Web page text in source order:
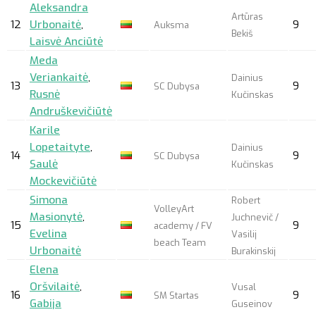
12
Aleksandra
Urbonaitė,
Laisvė Anciūtė
Auksma
Artūras
Bekiš
9
13
Meda
Veriankaitė,
Rusnė
Andruškevičiūtė
SC Dubysa
Dainius
Kučinskas
9
14
Karile
Lopetaityte,
Saulė
Mockevičiūtė
SC Dubysa
Dainius
Kučinskas
9
15
Simona
Masionytė,
Evelina
Urbonaitė
VolleyArt
academy / FV
beach Team
Robert
Juchnevič /
Vasilij
Burakinskij
9
16
Elena
Oršvilaitė,
Gabija
SM Startas
Vusal
Guseinov
9